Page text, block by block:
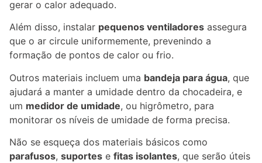
gerar o calor adequado.
Além disso, instalar pequenos ventiladores assegura
que o ar circule uniformemente, prevenindo a
formação de pontos de calor ou frio.
Outros materiais incluem uma bandeja para água, que
ajudará a manter a umidade dentro da chocadeira, e
um medidor de umidade, ou higrômetro, para
monitorar os níveis de umidade de forma precisa.
Não se esqueça dos materiais básicos como
parafusos, suportes e fitas isolantes, que serão úteis